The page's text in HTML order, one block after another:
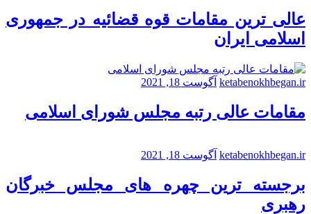
عالی ترین مقامات قوه قضائیه در جمهوری
اسلامی ایران
ketabenokhbegan.ir آگوست 18, 2021
مقامات عالی رتبه مجلس شورای اسلامی
ketabenokhbegan.ir آگوست 18, 2021
برجسته ترین چهره های مجلس خبرگان
رهبری